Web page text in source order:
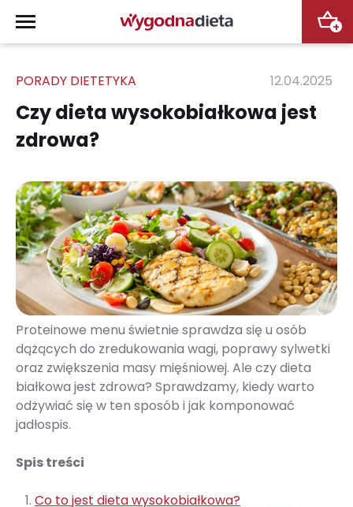
+
PORADY DIETETYKA 12.04.2025
Czy dieta wysokobiałkowa jest
zdrowa?
Proteinowe menu świetnie sprawdza się u osób
dążących do zredukowania wagi, poprawy sylwetki
oraz zwiększenia masy mięśniowej. Ale czy dieta
białkowa jest zdrowa? Sprawdzamy, kiedy warto
odżywiać się w ten sposób i jak komponować
jadłospis.
Spis treści
Co to jest dieta wysokobiałkowa?